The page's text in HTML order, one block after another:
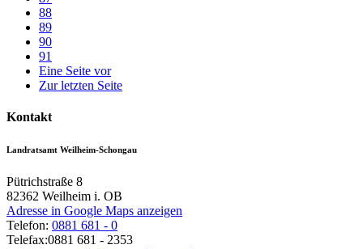
88
89
90
91
Eine Seite vor
Zur letzten Seite
Kontakt
Landratsamt Weilheim-Schongau
Pütrichstraße 8
82362 Weilheim i. OB
Adresse in Google Maps anzeigen
Telefon: 0881 681 - 0
Telefax:0881 681 - 2353